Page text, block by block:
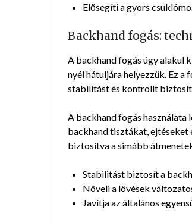
Elősegíti a gyors
Backhand fogás:
A backhand fogás úgy alakul
nyél hátuljára helyezzük. Ez a
stabilitást és kontrollt
A backhand fogás
backhand tisztákat, ejtéseket
biztosítva a simább
Stabilitást biztosít a
Növeli a lövések
Javítja az általános